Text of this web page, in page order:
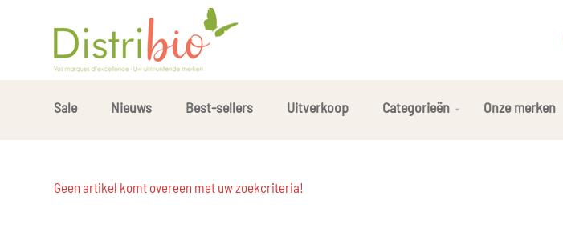
Sale Nieuws Best-sellers Uitverkoop Categorieën Onze merken
Geen artikel komt overeen met uw zoekcriteria!